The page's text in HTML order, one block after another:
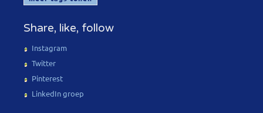
Share, like, follow
Instagram
Twitter
Pinterest
LinkedIn groep